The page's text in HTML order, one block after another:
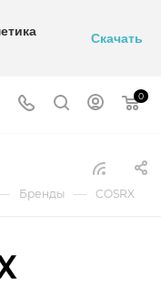
0
Бренды — COSRX
Скачать